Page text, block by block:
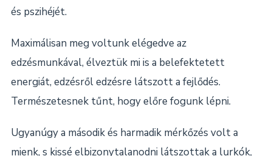
és pszihéjét.
Maximálisan meg voltunk elégedve az
edzésmunkával, élveztük mi is a belefektetett
energiát, edzésről edzésre látszott a fejlődés.
Természetesnek tűnt, hogy előre fogunk lépni.
Ugyanúgy a második és harmadik mérkőzés volt a
mienk, s kissé elbizonytalanodni látszottak a lurkók,